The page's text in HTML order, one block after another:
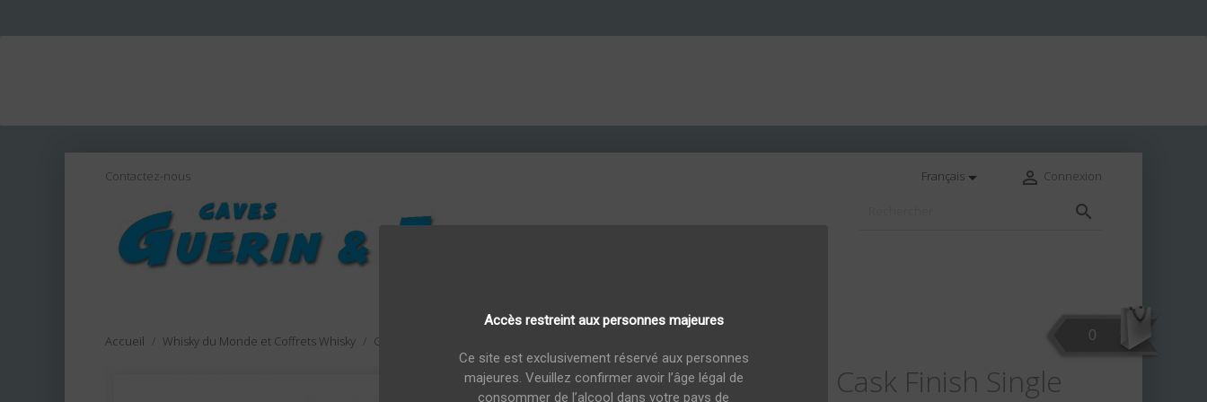
Accès restreint aux personnes majeures
Ce site est exclusivement réservé aux personnes
majeures. Veuillez confirmer avoir l’âge légal de
consommer de l’alcool dans votre pays de
Contactez-nous Français  Connexion

0
Accueil Whisky du Monde et Coffrets Whisky Glen Moray Port Cask Finish Single Malt 70cl
Glen Moray Port Cask Finish Single